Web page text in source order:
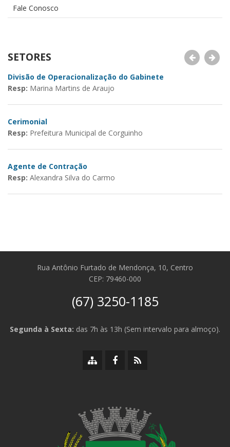
Fale Conosco
SETORES
Divisão de Operacionalização do Gabinete
Resp: Marina Martins de Araujo
Cerimonial
Resp: Prefeitura Municipal de Corguinho
Agente de Contração
Resp: Alexandra Silva do Carmo
Rua Antônio Furtado de Mendonça, 10, Centro
CEP: 79460-000
(67) 3250-1185
Segunda à Sexta: das 7h às 13h (Sem intervalo para almoço).
MapaFacebook
RSS